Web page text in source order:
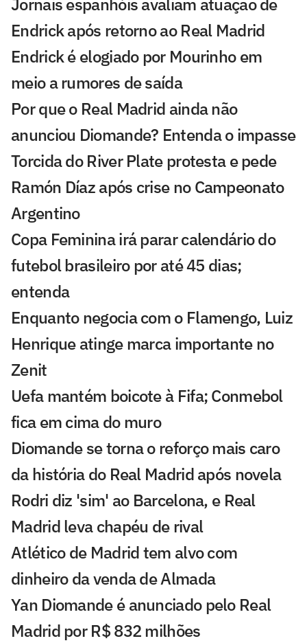
Endrick após retorno ao Real Madrid
Endrick é elogiado por Mourinho em
meio a rumores de saída
Por que o Real Madrid ainda não
anunciou Diomande? Entenda o impasse
Torcida do River Plate protesta e pede
Ramón Díaz após crise no Campeonato
Argentino
Copa Feminina irá parar calendário do
futebol brasileiro por até 45 dias;
entenda
Enquanto negocia com o Flamengo, Luiz
Henrique atinge marca importante no
Zenit
Uefa mantém boicote à Fifa; Conmebol
fica em cima do muro
Diomande se torna o reforço mais caro
da história do Real Madrid após novela
Rodri diz 'sim' ao Barcelona, e Real
Madrid leva chapéu de rival
Atlético de Madrid tem alvo com
dinheiro da venda de Almada
Yan Diomande é anunciado pelo Real
Madrid por R$ 832 milhões